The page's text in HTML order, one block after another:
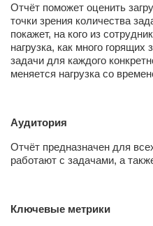
Отчёт поможет оценить
точки зрения количества
покажет, на кого из
нагрузка, как много горящих
задачи для каждого
меняется нагрузка со
Аудитория
Отчёт предназначен для
работают с задачами, а
Ключевые метрики